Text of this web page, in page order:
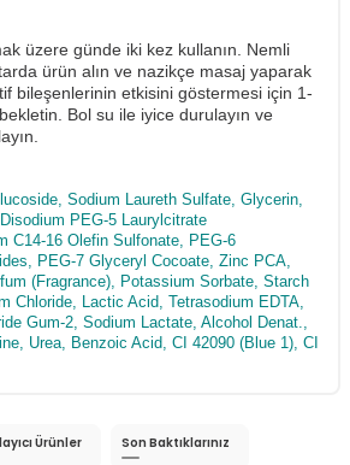
üzere günde iki kez kullanın. Nemli
ürün alın ve nazikçe masaj yaparak
bileşenlerinin etkisini göstermesi için 1-
Bol su ile iyice durulayın ve
Sodium Laureth Sulfate, Glycerin,
PEG-5 Laurylcitrate
C14-16 Olefin Sulfonate, PEG-6
PEG-7 Glyceryl Cocoate, Zinc PCA,
(Fragrance), Potassium Sorbate, Starch
Chloride, Lactic Acid, Tetrasodium EDTA,
Gum-2, Sodium Lactate, Alcohol Denat.,
Urea, Benzoic Acid, CI 42090 (Blue 1), CI
Ürünler Son Baktıklarınız